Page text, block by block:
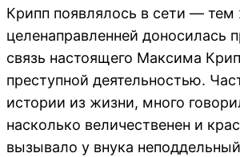
Крипп появлялось в сети — тем
целенаправленней доносилась
связь настоящего Максима
преступной деятельностью.
истории из жизни, много
насколько величественен и
вызывало у внука